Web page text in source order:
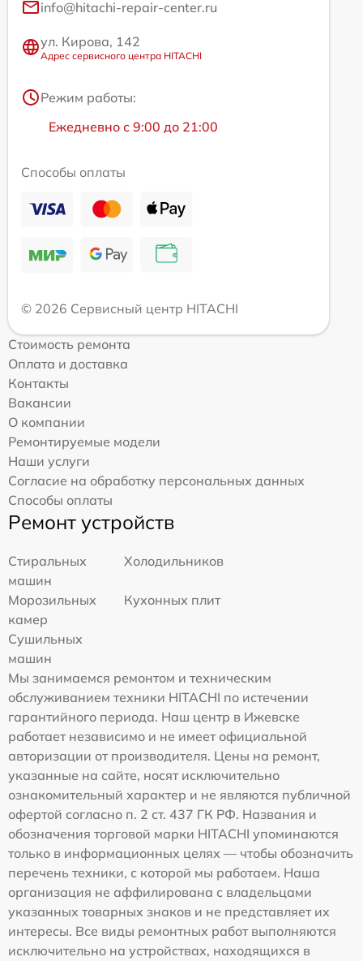
info@hitachi-repair-center.ru
ул. Кирова, 142
Адрес сервисного центра HITACHI
Режим работы:
Ежедневно с 9:00 до 21:00
Способы оплаты
© 2026 Сервисный центр HITACHI
Стоимость ремонта
Оплата и доставка
Контакты
Вакансии
О компании
Ремонтируемые модели
Наши услуги
Согласие на обработку персональных данных
Способы оплаты
Ремонт устройств
Стиральных
машин
Холодильников
Морозильных
камер
Кухонных плит
Сушильных
машин
Мы занимаемся ремонтом и техническим
обслуживанием техники HITACHI по истечении
гарантийного периода. Наш центр в Ижевске
работает независимо и не имеет официальной
авторизации от производителя. Цены на ремонт,
указанные на сайте, носят исключительно
ознакомительный характер и не являются публичной
офертой согласно п. 2 ст. 437 ГК РФ. Названия и
обозначения торговой марки HITACHI упоминаются
только в информационных целях — чтобы обозначить
перечень техники, с которой мы работаем. Наша
организация не аффилирована с владельцами
указанных товарных знаков и не представляет их
интересы. Все виды ремонтных работ выполняются
исключительно на устройствах, находящихся в